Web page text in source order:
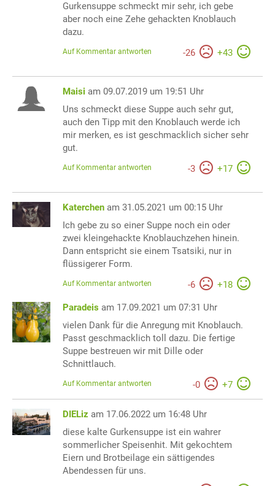
Gurkensuppe schmeckt mir sehr, ich gebe
aber noch eine Zehe gehackten Knoblauch
dazu.
-26 +43
Auf Kommentar antworten
Maisi am 09.07.2019 um 19:51 Uhr
Uns schmeckt diese Suppe auch sehr gut,
auch den Tipp mit den Knoblauch werde ich
mir merken, es ist geschmacklich sicher sehr
gut.
-3 +17
Auf Kommentar antworten
Katerchen am 31.05.2021 um 00:15 Uhr
Ich gebe zu so einer Suppe noch ein oder
zwei kleingehackte Knoblauchzehen hinein.
Dann entspricht sie einem Tsatsiki, nur in
flüssigerer Form.
-6 +18
Auf Kommentar antworten
Paradeis am 17.09.2021 um 07:31 Uhr
vielen Dank für die Anregung mit Knoblauch.
Passt geschmacklich toll dazu. Die fertige
Suppe bestreuen wir mit Dille oder
Schnittlauch.
-0 +7
Auf Kommentar antworten
DIELiz am 17.06.2022 um 16:48 Uhr
diese kalte Gurkensuppe ist ein wahrer
sommerlicher Speisenhit. Mit gekochtem
Eiern und Brotbeilage ein sättigendes
Abendessen für uns.